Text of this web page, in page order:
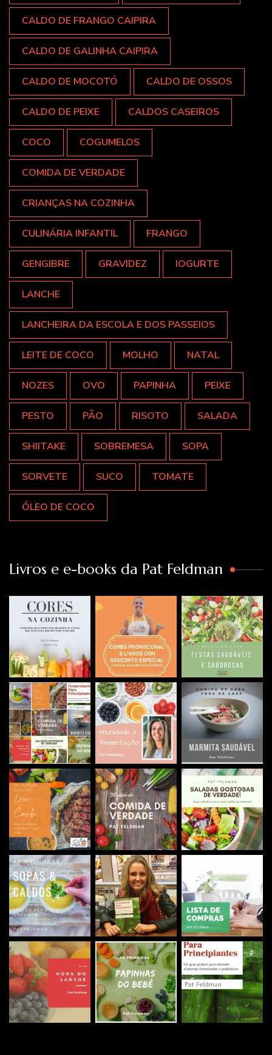
CALDO DE FRANGO CAIPIRA
CALDO DE GALINHA CAIPIRA
CALDO DE MOCOTÓ CALDO DE OSSOS
CALDO DE PEIXE CALDOS CASEIROS
COCO COGUMELOS
COMIDA DE VERDADE
CRIANÇAS NA COZINHA
CULINÁRIA INFANTIL FRANGO
GENGIBRE GRAVIDEZ IOGURTE
LANCHE
LANCHEIRA DA ESCOLA E DOS PASSEIOS
LEITE DE COCO MOLHO NATAL
NOZES OVO PAPINHA PEIXE
PESTO PÃO RISOTO SALADA
SHIITAKE SOBREMESA SOPA
SORVETE SUCO TOMATE
ÓLEO DE COCO
Livros e e-books da Pat Feldman